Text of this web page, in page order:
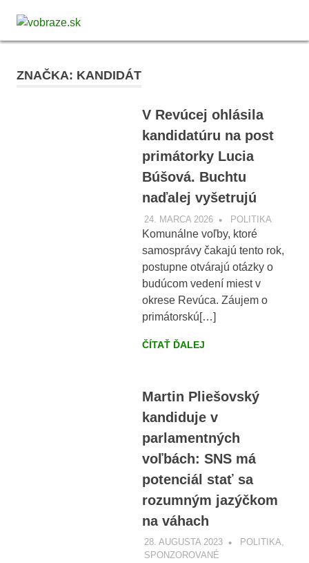
content
Malohontu
ZNAČKA: KANDIDÁT
V Revúcej ohlásila
kandidatúru na post
primátorky Lucia
Búšová. Buchtu
naďalej vyšetrujú
24. MARCA 2026 VOBRAZE.SK
POLITIKA
Komunálne voľby, ktoré
samosprávy čakajú tento rok,
postupne otvárajú otázky o
budúcom vedení miest v
okrese Revúca. Záujem o
primátorskú[…]
ČÍTAŤ ĎALEJ
Martin Pliešovský
kandiduje v
parlamentných
voľbách: SNS má
potenciál stať sa
rozumným jazýčkom
na váhach
28. AUGUSTA 2023 VOBRAZE.SK
POLITIKA,
SPONZOROVANÉ